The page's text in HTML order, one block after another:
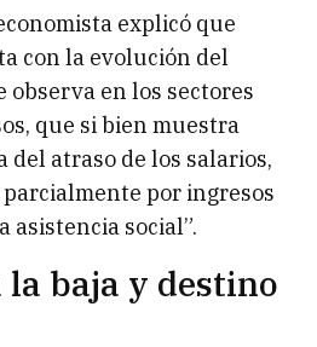
explicó que
con la evolución del
observa en los sectores
que si bien muestra
del atraso de los salarios,
parcialmente por ingresos
asistencia social”.
baja y destino